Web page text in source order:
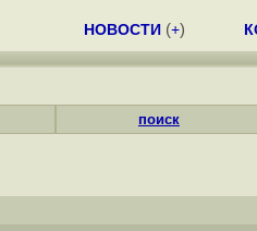
НОВОСТИ (+)
поиск